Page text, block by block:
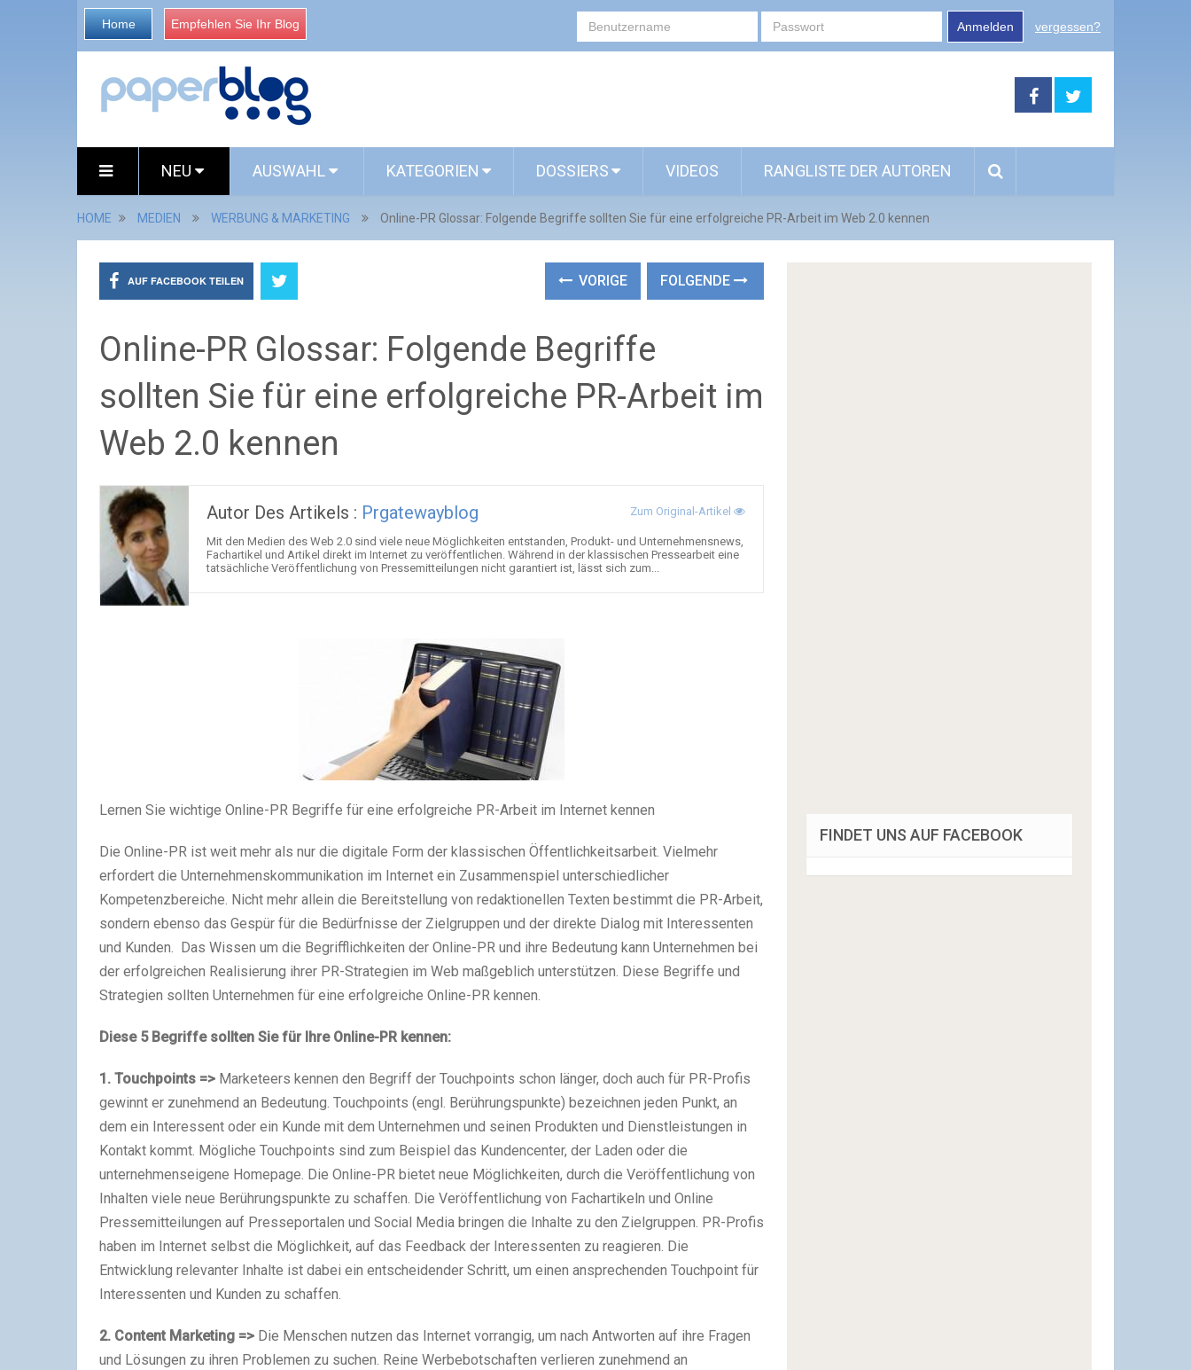
Home Empfehlen Sie Ihr Blog Anmelden vergessen?
NEU AUSWAHL KATEGORIEN DOSSIERS VIDEOS RANGLISTE DER AUTOREN
HOME MEDIEN WERBUNG & MARKETING Online-PR Glossar: Folgende Begriffe sollten Sie für eine erfolgreiche PR-Arbeit im Web 2.0 kennen
AUF FACEBOOK TEILEN VORIGE FOLGENDE
Online-PR Glossar: Folgende Begriffe
sollten Sie für eine erfolgreiche PR-Arbeit im
Web 2.0 kennen
Autor Des Artikels : Prgatewayblog Zum Original-Artikel
Mit den Medien des Web 2.0 sind viele neue Möglichkeiten entstanden, Produkt- und Unternehmensnews,
Fachartikel und Artikel direkt im Internet zu veröffentlichen. Während in der klassischen Pressearbeit eine
tatsächliche Veröffentlichung von Pressemitteilungen nicht garantiert ist, lässt sich zum...
Lernen Sie wichtige Online-PR Begriffe für eine erfolgreiche PR-Arbeit im Internet kennen
Die Online-PR ist weit mehr als nur die digitale Form der klassischen Öffentlichkeitsarbeit. Vielmehr
erfordert die Unternehmenskommunikation im Internet ein Zusammenspiel unterschiedlicher
Kompetenzbereiche. Nicht mehr allein die Bereitstellung von redaktionellen Texten bestimmt die PR-Arbeit,
sondern ebenso das Gespür für die Bedürfnisse der Zielgruppen und der direkte Dialog mit Interessenten
und Kunden. Das Wissen um die Begrifflichkeiten der Online-PR und ihre Bedeutung kann Unternehmen bei
der erfolgreichen Realisierung ihrer PR-Strategien im Web maßgeblich unterstützen. Diese Begriffe und
Strategien sollten Unternehmen für eine erfolgreiche Online-PR kennen.
Diese 5 Begriffe sollten Sie für Ihre Online-PR kennen:
1. Touchpoints => Marketeers kennen den Begriff der Touchpoints schon länger, doch auch für PR-Profis
gewinnt er zunehmend an Bedeutung. Touchpoints (engl. Berührungspunkte) bezeichnen jeden Punkt, an
dem ein Interessent oder ein Kunde mit dem Unternehmen und seinen Produkten und Dienstleistungen in
Kontakt kommt. Mögliche Touchpoints sind zum Beispiel das Kundencenter, der Laden oder die
unternehmenseigene Homepage. Die Online-PR bietet neue Möglichkeiten, durch die Veröffentlichung von
Inhalten viele neue Berührungspunkte zu schaffen. Die Veröffentlichung von Fachartikeln und Online
Pressemitteilungen auf Presseportalen und Social Media bringen die Inhalte zu den Zielgruppen. PR-Profis
haben im Internet selbst die Möglichkeit, auf das Feedback der Interessenten zu reagieren. Die
Entwicklung relevanter Inhalte ist dabei ein entscheidender Schritt, um einen ansprechenden Touchpoint für
Interessenten und Kunden zu schaffen.
2. Content Marketing => Die Menschen nutzen das Internet vorrangig, um nach Antworten auf ihre Fragen
und Lösungen zu ihren Problemen zu suchen. Reine Werbebotschaften verlieren zunehmend an
FINDET UNS AUF FACEBOOK